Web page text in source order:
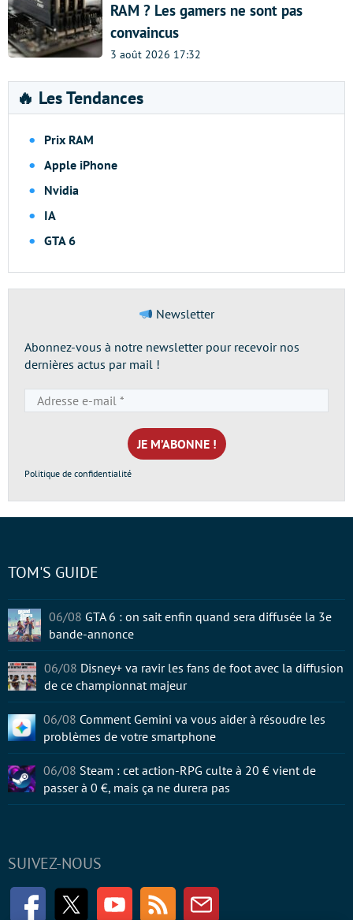
RAM ? Les gamers ne sont pas
convaincus
3 août 2026 17:32
🔥 Les Tendances
Prix RAM
Apple iPhone
Nvidia
IA
GTA 6
Newsletter
Abonnez-vous à notre newsletter pour recevoir nos
dernières actus par mail !
e-
mail
*
Politique de confidentialité
SUIVEZ-NOUS
FacebookTwitter Youtube RSS Newsletter
TOM'S GUIDE
06/08 GTA 6 : on sait enfin quand sera diffusée la 3e
bande-annonce
06/08 Disney+ va ravir les fans de foot avec la diffusion
de ce championnat majeur
06/08 Comment Gemini va vous aider à résoudre les
problèmes de votre smartphone
06/08 Steam : cet action-RPG culte à 20 € vient de
passer à 0 €, mais ça ne durera pas